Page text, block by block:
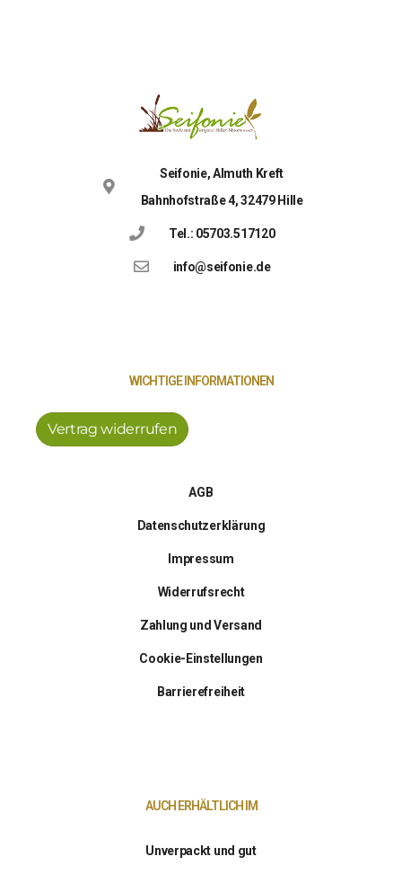
Seifonie, Almuth Kreft
Bahnhofstraße 4, 32479 Hille
Tel.: 05703.517120
info@seifonie.de
WICHTIGE INFORMATIONEN
Vertrag widerrufen
AGB
Datenschutzerklärung
Impressum
Widerrufsrecht
Zahlung und Versand
Cookie-Einstellungen
Barrierefreiheit
AUCH ERHÄLTLICH IM
Unverpackt und gut